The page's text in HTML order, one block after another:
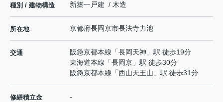
種別 / 建物構造 新築一戸建 / 木造
所在地 京都府長岡京市長法寺力池
交通 阪急京都本線 「長岡天神 」駅 徒歩19分
東海道本線 「長岡京 」駅 徒歩30分
阪急京都本線 「西山天王山 」駅 徒歩31分
修繕積立金 -